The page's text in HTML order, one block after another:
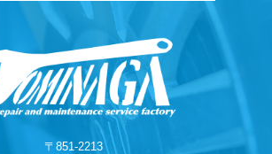
〒851-2213